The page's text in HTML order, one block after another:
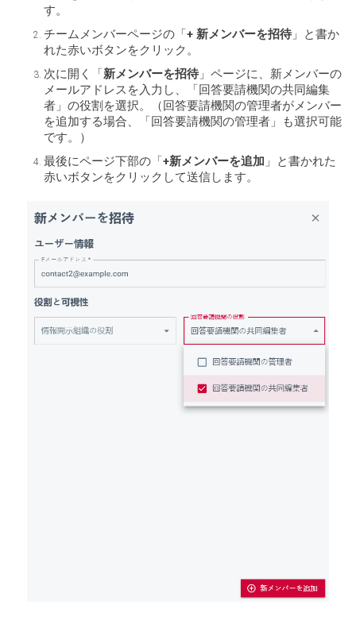
す。
チームメンバーページの「+ 新メンバーを招待 」と書か
れた赤いボタンをクリック。
次に開く「新メンバーを招待 」ページに、新メンバーの
メールアドレスを入力し、「回答要請機関の共同編集
者」の役割を選択。（回答要請機関の管理者がメンバー
を追加する場合、「回答要請機関の管理者」も選択可能
です。）
最後にページ下部の「+新メンバーを追加 」と書かれた
赤いボタンをクリックして送信します。